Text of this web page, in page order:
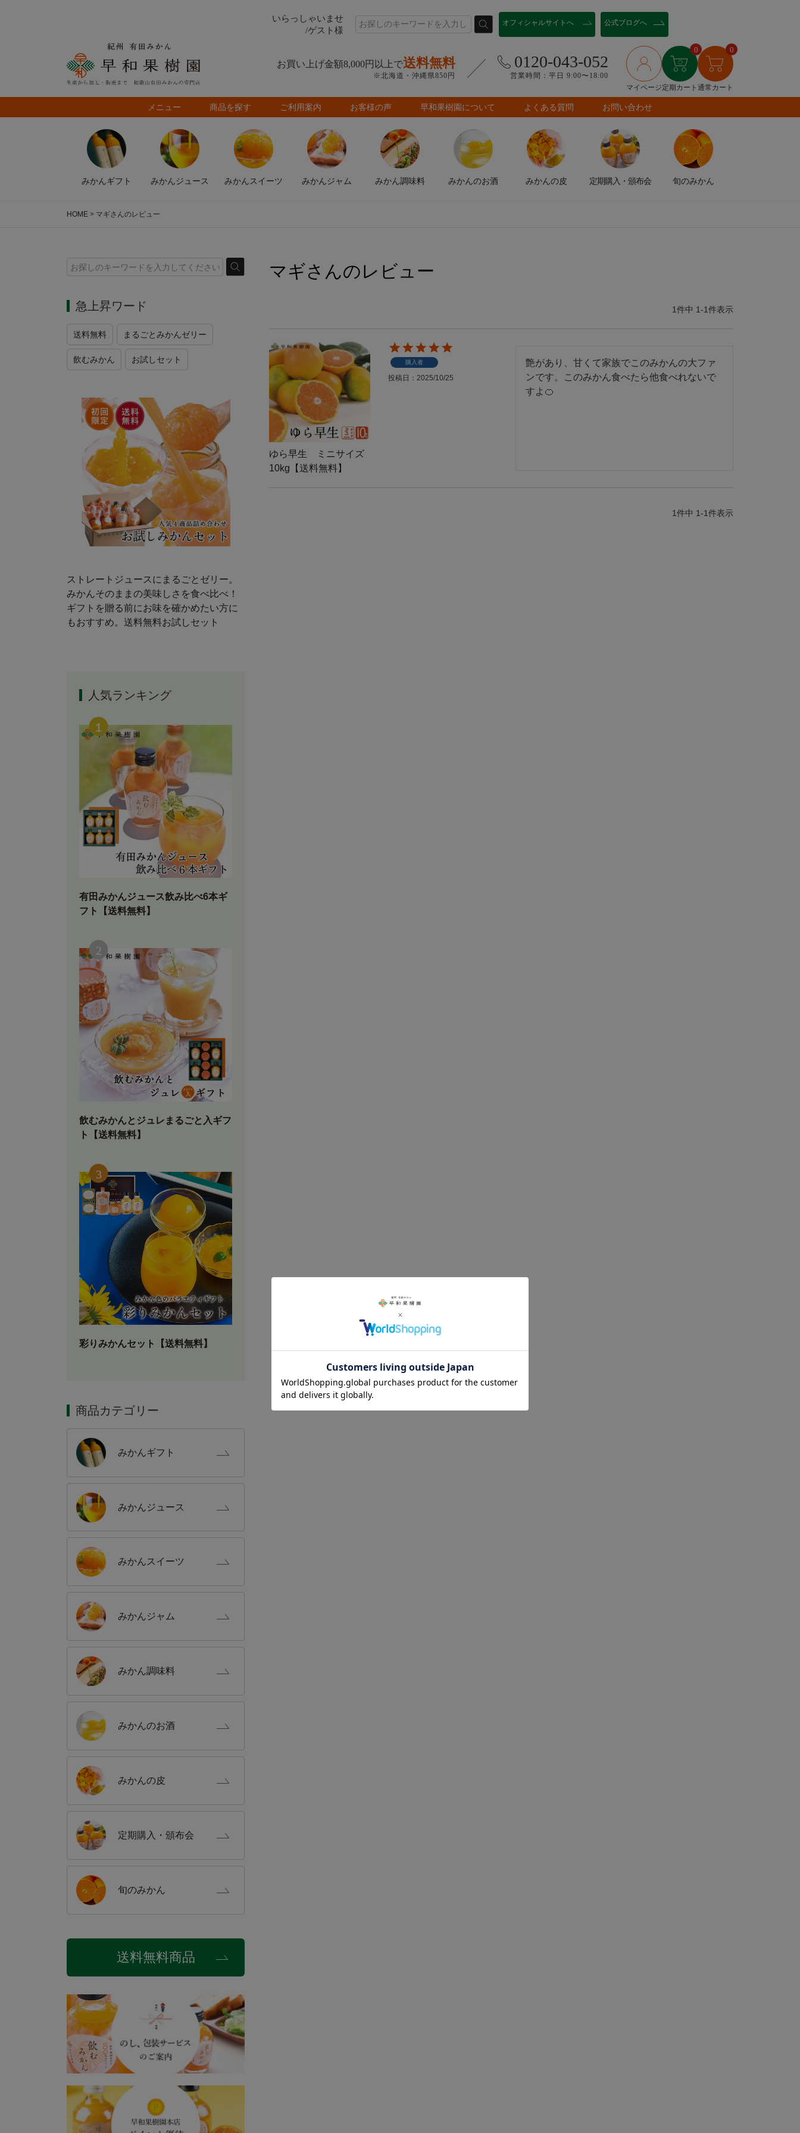
いらっしゃいませ
/ゲスト様
オフィシャルサイトへ 公式ブログへ
お買い上げ金額8,000円以上で送料無料
※北海道・沖縄県850円
0120-043-052
営業時間：平日 9:00〜18:00
マイページ
0
定期カート
0
通常カート
メニュー 商品を探す ご利用案内 お客様の声 早和果樹園について よくある質問 お問い合わせ
みかんギフト みかん ジュース みかんスイーツ みかん ジャム みかん調味料 みかんのお酒 みかんの皮 定期購入 ・頒布会 旬のみかん
HOME マギさんのレビュー
急上昇ワード
送料無料 まるごとみかんゼリー
飲むみかん お試しセット
ストレートジュースにまるごとゼリー。
みかんそのままの美味しさを食べ比べ！
ギフトを贈る前にお味を確かめたい方に
もおすすめ。送料無料お試しセット
人気ランキング
有田みかんジュース飲み比べ6本ギ
フト【送料無料】
飲むみかんとジュレまるごと入ギフ
ト【送料無料】
彩りみかんセット【送料無料】
商品カテゴリー
みかんギフト
みかんジュース
みかんスイーツ
みかんジャム
みかん調味料
みかんのお酒
みかんの皮
定期購入 ・頒布会
旬のみかん
送料無料商品
マギさんのレビュー
1件中 1-1件表示
ゆら早生 ミニサイズ
10kg【送料無料】
購入者
投稿日 2025/10/25
艶があり、甘くて家族でこのみかんの大ファ
ンです。このみかん食べたら他食べれないで
すよ🍊
1件中 1-1件表示